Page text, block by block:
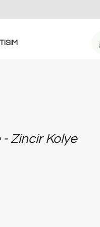
Zincir Kolye